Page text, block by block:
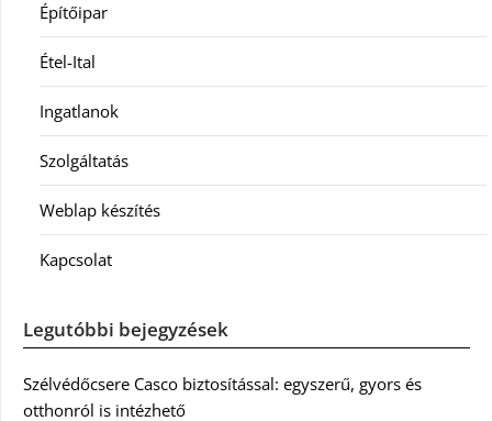
Építőipar
Étel-Ital
Ingatlanok
Szolgáltatás
Weblap készítés
Kapcsolat
Legutóbbi bejegyzések
Szélvédőcsere Casco biztosítással: egyszerű, gyors és
otthonról is intézhető